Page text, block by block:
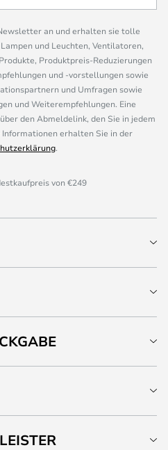
an und erhalten sie tolle
und Leuchten, Ventilatoren,
Produktpreis-Reduzierungen
und -vorstellungen sowie
und Umfragen sowie
und Weiterempfehlungen. Eine
den Abmeldelink, den Sie in jedem
erhalten Sie in der
.
von €249